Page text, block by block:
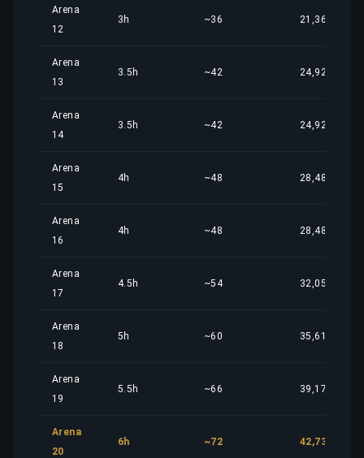
Arena
12
3h ~36 21,36 €
Arena
13
3.5h ~42 24,92 €
Arena
14
3.5h ~42 24,92 €
Arena
15
4h ~48 28,48 €
Arena
16
4h ~48 28,48 €
Arena
17
4.5h ~54 32,05 €
Arena
18
5h ~60 35,61 €
Arena
19
5.5h ~66 39,17 €
Arena
20
6h ~72 42,73 €